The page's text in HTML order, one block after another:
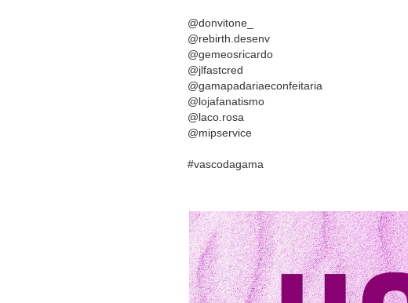
@donvitone_
@rebirth.desenv
@gemeosricardo
@jlfastcred
@gamapadariaeconfeitaria
@lojafanatismo
@laco.rosa
@mipservice
#vascodagama